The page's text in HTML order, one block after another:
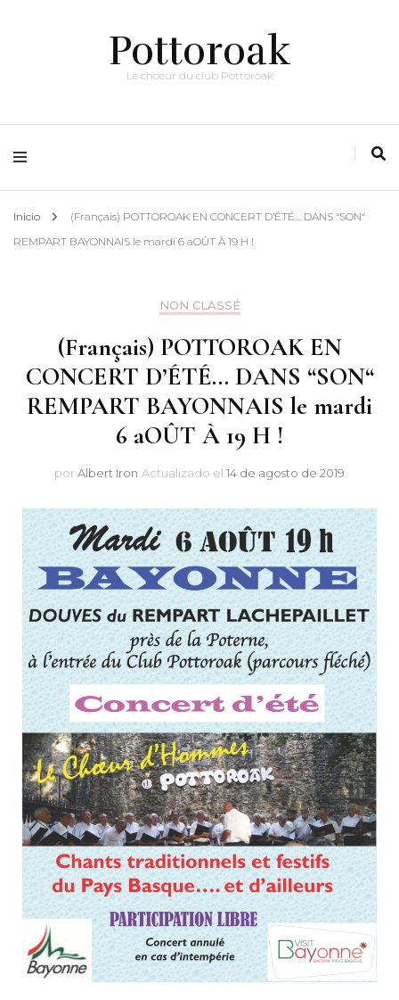
Pottoroak
Le choeur du club Pottoroak
Inicio
(Français) POTTOROAK EN CONCERT D’ÉTÉ… DANS “SON“
REMPART BAYONNAIS le mardi 6 aOÛT À 19 H !
NON CLASSÉ
(Français) POTTOROAK EN
CONCERT D’ÉTÉ… DANS “SON“
REMPART BAYONNAIS le mardi
6 aOÛT À 19 H !
por Albert Iron Actualizado el 14 de agosto de 2019